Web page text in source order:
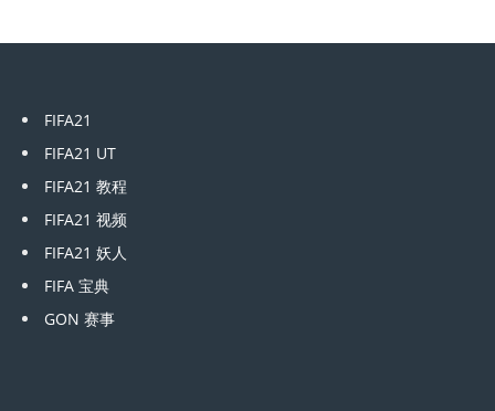
FIFA21
FIFA21 UT
FIFA21 教程
FIFA21 视频
FIFA21 妖人
FIFA 宝典
GON 赛事